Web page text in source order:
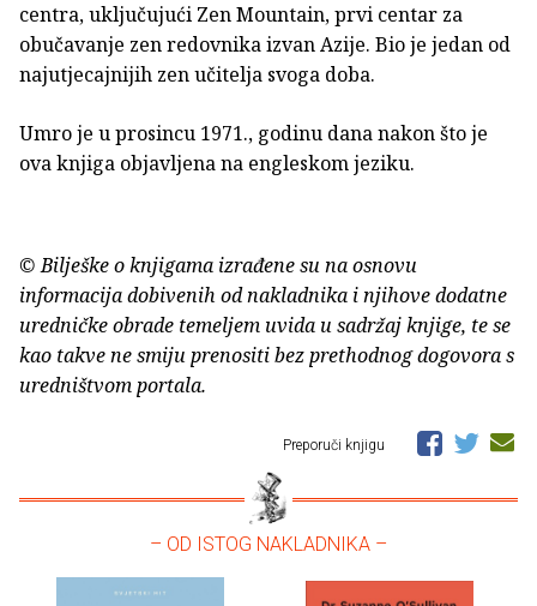
centra, uključujući Zen Mountain, prvi centar za
obučavanje zen redovnika izvan Azije. Bio je jedan od
najutjecajnijih zen učitelja svoga doba.
Umro je u prosincu 1971., godinu dana nakon što je
ova knjiga objavljena na engleskom jeziku.
© Bilješke o knjigama izrađene su na osnovu
informacija dobivenih od nakladnika i njihove dodatne
uredničke obrade temeljem uvida u sadržaj knjige, te se
kao takve ne smiju prenositi bez prethodnog dogovora s
uredništvom portala.
Preporuči knjigu
– OD ISTOG NAKLADNIKA –